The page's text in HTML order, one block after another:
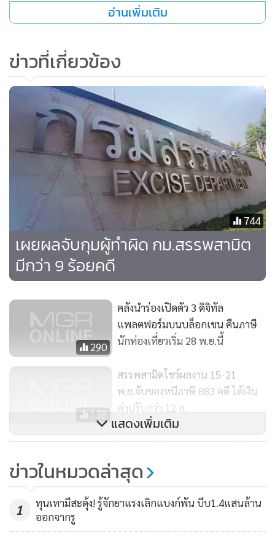
นอกจากนี้ ธนาคารฯ ยังได้นำระบบดิจิทัลมาใช้ในการวางหลัก
ประกอบการสามารถดำเนินการผ่านช่องทางออนไลน์ของกรม
สรรพสามิตได้ตลอด 24 ชม. เพิ่มความสะดวก รวดเร็ว และลดขั้น
ตอนในการดำเนินงาน รวมทั้งผู้ประกอบการยังสามารถบริหาร
จัดการสภาพคล่องในการดำเนินธุรกิจได้อย่างต่อเนื่อง และ
พัฒนาระบบการชำระค่าธรรมเนียมการขอใบอนุญาตรายปีการ
จำหน่ายสุรา ยาสูบ และไพ่ ผู้ประกอบการจะได้รับความสะดวก
ในการต่อภาษีใบอนุญาตเพียงแค่นำเลขที่ใบอนุญาต แจ้งต่อ
ธนาคารสามารถรอรับใบอนุญาตได้ทันที สามารถชำระผ่านสาขา
ของธนาคารกรุงไทยกว่า 1,100 สาขาทั่วประเทศ ประหยัดเวลา
การเดินทาง เอกสารต่างๆ ไม่ต้องเสี่ยงต่อการตกหล่นศูนย์หาย
อ่านเพิ่มเติม
ข่าวที่เกี่ยวข้อง
744
เผยผลจับกุมผู้ทำผิด กม.สรรพสามิต
มีกว่า 9 ร้อยคดี
290
คลังนำร่องเปิดตัว 3 ดิจิทัล
แพลตฟอร์มบนบล็อกเชน คืนภาษี
นักท่องเที่ยวเริ่ม 28 พ.ย.นี้
138
สรรพสามิตโชว์ผลงาน 15-21
พ.ย.จับของหนีภาษี 883 คดี ได้เงิน
ค่าปรับกว่า 12 ล.
2,588
ซื้อก่อนได้เปรียบ! “บิ๊กไบค์” ปีหน้า
แสดงเพิ่มเติม
ข่าวในหมวดล่าสุด
1
ทุนเทามีสะดุ้ง! รู้จักยาแรงเลิกแบงก์พัน บีบ1.4แสนล้าน
ออกจากรู